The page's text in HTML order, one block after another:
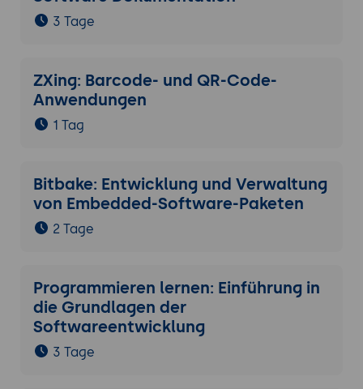
3 Tage
ZXing: Barcode- und QR-Code-
Anwendungen
1 Tag
Bitbake: Entwicklung und Verwaltung
von Embedded-Software-Paketen
2 Tage
Programmieren lernen: Einführung in
die Grundlagen der
Softwareentwicklung
3 Tage